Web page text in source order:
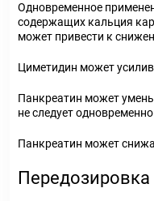
Одновременное
содержащих кальция
может привести к
Циметидин может
Панкреатин может
не следует
Панкреатин может
Передозировка